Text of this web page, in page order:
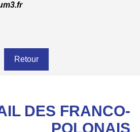
Retour
DES FRANCO-
POLONAIS